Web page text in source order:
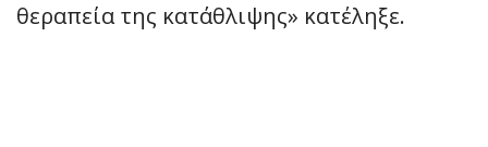
θεραπεία της κατάθλιψης» κατέληξε.